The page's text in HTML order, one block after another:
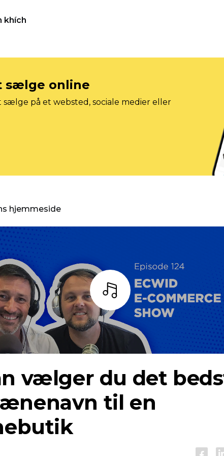
khích
sælge online
på et websted, sociale medier eller
hjemmeside
Lyt
vælger du det
til en